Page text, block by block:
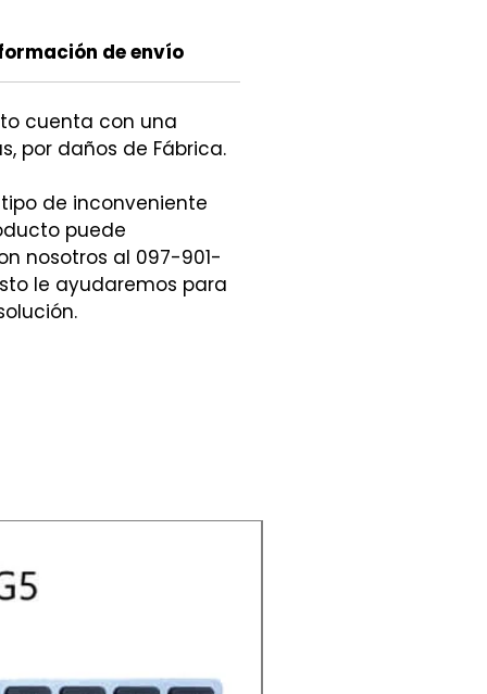
de envío
cuenta con una
por daños de Fábrica.
de inconveniente
puede
nosotros al 097-901-
le ayudaremos para